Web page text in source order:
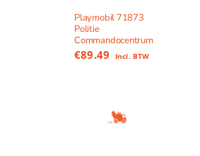
Playmobil 71873
Politie
Commandocentrum
€89.49 Incl. BTW